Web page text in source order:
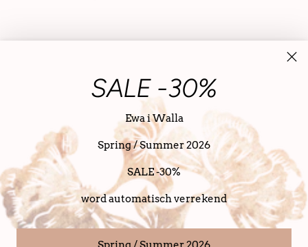
SALE -30%
Ewa i Walla
Spring / Summer 2026
SALE -30%
word automatisch verrekend
taal
Nederlands Nederland (EUR €)
Copyright © 2026, SanDahlia. alle rechten voorbehouden
Powered bij SanDahlia